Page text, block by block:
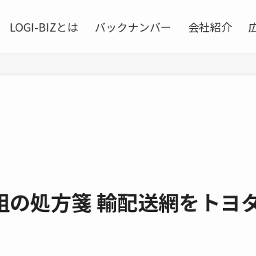
LOGI-BIZとは バックナンバー 会社紹介
処方箋 輸配送網をトヨ